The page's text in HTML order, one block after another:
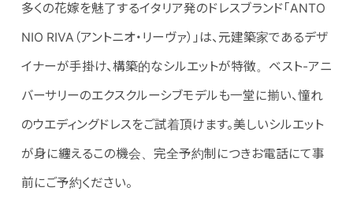
多くの花嫁を魅了するイタリア発のドレスブランド「ANTO
NIO RIVA（アントニオ・リーヴァ）」は、元建築家であるデザ
イナーが手掛け、構築的なシルエットが特徴。ベスト-アニ
バーサリーのエクスクルーシブモデルも一堂に揃い、憧れ
のウエディングドレスをご試着頂けます。美しいシルエット
が身に纏えるこの機会、完全予約制につきお電話にて事
前にご予約ください。